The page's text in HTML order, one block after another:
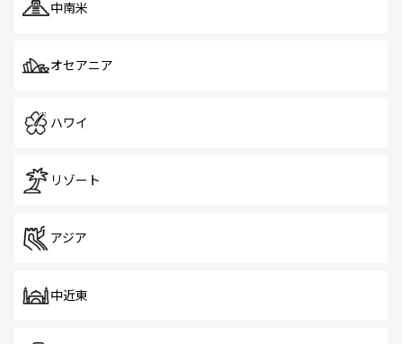
中南米
オセアニア
ハワイ
リゾート
アジア
中近東